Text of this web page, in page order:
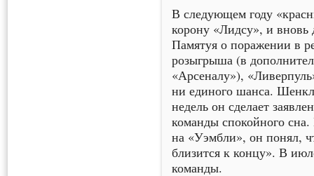
В следующем году
корону «Лидсу», и
Памятуя о поражении в
розыгрыша (в
«Арсеналу»),
ни единого шанса.
недель он сделает
команды спокойного
на «Уэмбли», он понял,
близится к концу». В
команды.